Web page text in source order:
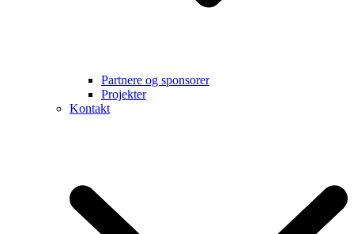
Partnere og sponsorer
Projekter
Kontakt